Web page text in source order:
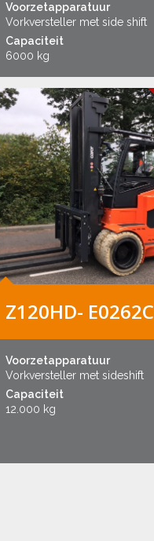
Voorzetapparatuur
Vorkversteller met side shift
Capaciteit
6000 kg
Z120HD- E0262C
Voorzetapparatuur
Vorkversteller met sideshift
Capaciteit
12.000 kg